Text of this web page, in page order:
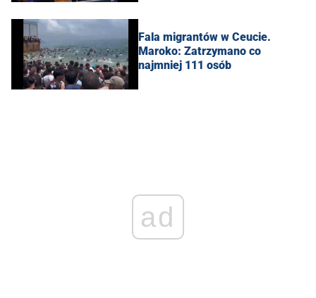
Fala migrantów w Ceucie.
Maroko: Zatrzymano co
najmniej 111 osób
ad